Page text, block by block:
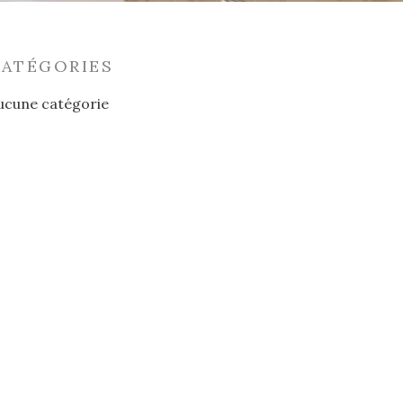
catégorie